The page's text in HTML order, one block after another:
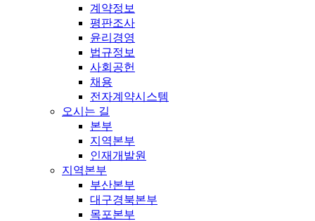
계약정보
평판조사
윤리경영
법규정보
사회공헌
채용
전자계약시스템
오시는 길
본부
지역본부
인재개발원
지역본부
부산본부
대구경북본부
목포본부